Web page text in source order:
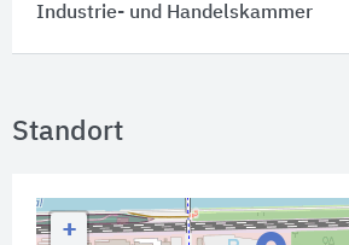
Industrie- und Handelskammer
Standort
+